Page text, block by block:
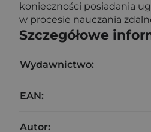
konieczności posiadania
w procesie nauczania
Szczegółowe
Wydawnictwo:
EAN:
Autor: